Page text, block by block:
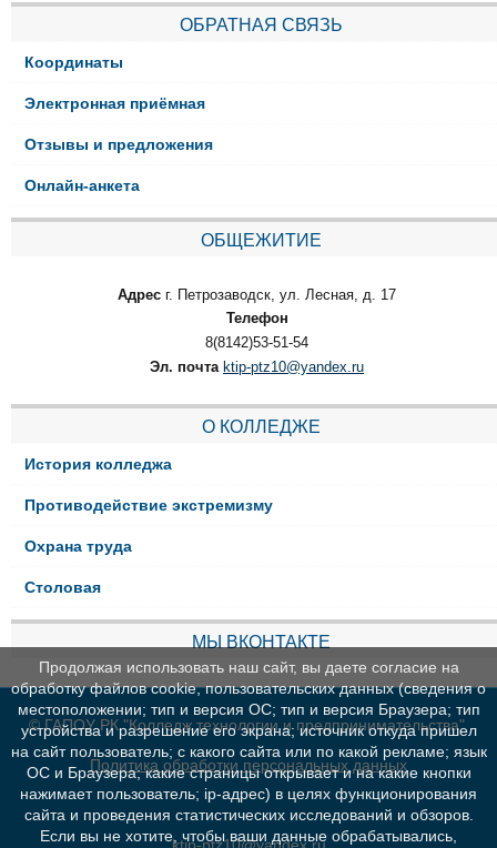
ОБРАТНАЯ СВЯЗЬ
Координаты
Электронная приёмная
Отзывы и предложения
Онлайн-анкета
ОБЩЕЖИТИЕ
Адрес г. Петрозаводск, ул. Лесная, д. 17
Телефон
8(8142)53-51-54
Эл. почта ktip-ptz10@yandex.ru
О КОЛЛЕДЖЕ
История колледжа
Противодействие экстремизму
Охрана труда
Столовая
МЫ ВКОНТАКТЕ
© ГАПОУ РК "Колледж технологии и предпринимательства"
Политика обработки персональных данных
ktip-ptz10@yandex.ru
Продолжая использовать наш сайт, вы даете согласие на
обработку файлов cookie, пользовательских данных (сведения о
местоположении; тип и версия ОС; тип и версия Браузера; тип
устройства и разрешение его экрана; источник откуда пришел
на сайт пользователь; с какого сайта или по какой рекламе; язык
ОС и Браузера; какие страницы открывает и на какие кнопки
нажимает пользователь; ip-адрес) в целях функционирования
сайта и проведения статистических исследований и обзоров.
Если вы не хотите, чтобы ваши данные обрабатывались,